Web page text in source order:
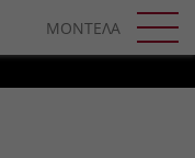
ΜΟΝΤΕΛΑ